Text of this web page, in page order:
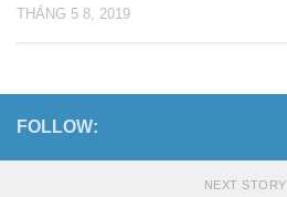
THÁNG 5 8, 2019
FOLLOW:
NEXT STORY